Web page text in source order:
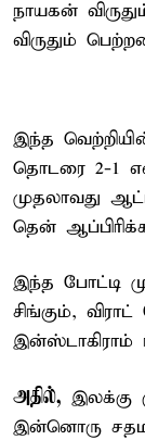
நாயகன்
விருதும்
இந்த
தொடரை 2-1
முதலாவது
தென்
இந்த போட்டி
சிங்கும்,
அதில், இலக்கு
இன்னொரு